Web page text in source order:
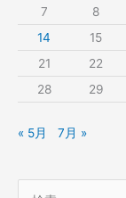
7
8
14
15
21
22
28
29
« 5月 7月 »